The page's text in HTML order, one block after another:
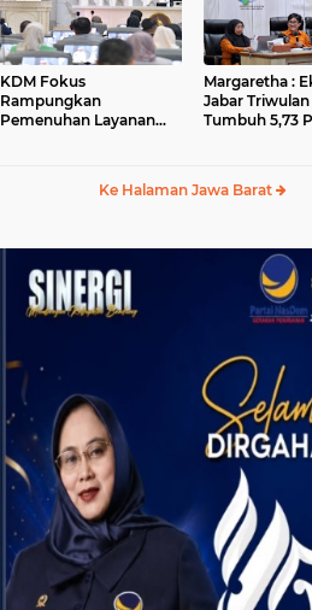
KDM Fokus
Rampungkan
Pemenuhan Layanan
Margaretha :
Jabar
Tumbuh 5,73
Ke Halaman Jawa Barat